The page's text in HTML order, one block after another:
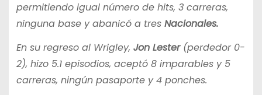
permitiendo igual número de hits, 3 carreras,
ninguna base y abanicó a tres Nacionales.
En su regreso al Wrigley, Jon Lester(perdedor 0-
2), hizo 5.1 episodios, aceptó 8 imparables y 5
carreras, ningún pasaporte y 4 ponches.